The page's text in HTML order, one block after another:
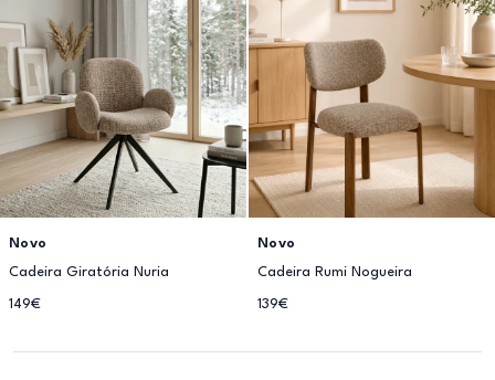
Novo
Cadeira Giratória Nuria
149€
Novo
Cadeira Rumi Nogueira
139€